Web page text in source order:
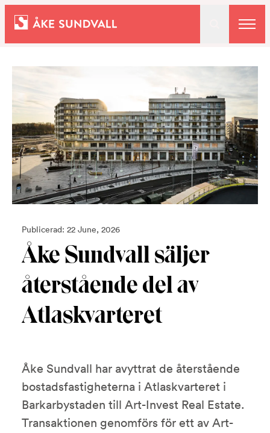
Bostäder
Lokaler och parkering
Entreprenad
Om oss
Kontakt
Publicerad: 22 June, 2026
Åke Sundvall säljer
återstående del av
Atlaskvarteret
Åke Sundvall har avyttrat de återstående
bostadsfastigheterna i Atlaskvarteret i
Barkarbystaden till Art-Invest Real Estate.
Transaktionen genomförs för ett av Art-